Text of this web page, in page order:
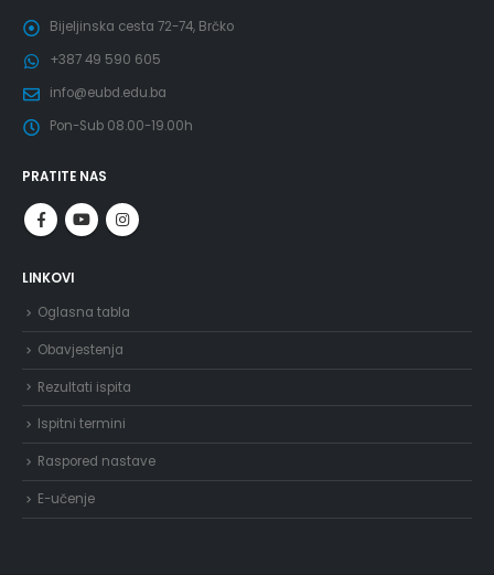
Bijeljinska cesta 72-74, Brčko
+387 49 590 605
info@eubd.edu.ba
Pon-Sub 08.00-19.00h
PRATITE NAS
LINKOVI
Oglasna tabla
Obavjestenja
Rezultati ispita
Ispitni termini
Raspored nastave
E-učenje